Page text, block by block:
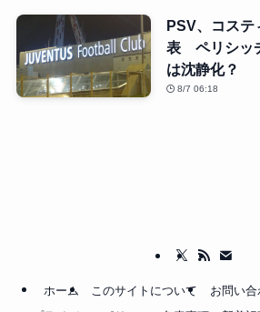
PSV、コステ
表 ペリシッ
は沈静化？
8/7 06:18
ホーム このサイトについて お問い合